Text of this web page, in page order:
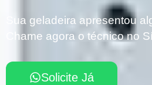
Sua geladeira apresentou
Chame agora o técnico no
Solicite Já